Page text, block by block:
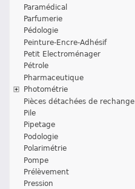
Paramédical
Parfumerie
Pédologie
Peinture-Encre-Adhésif
Petit Electroménager
Pétrole
Pharmaceutique
Photométrie
Pièces détachées de rechange
Pile
Pipetage
Podologie
Polarimétrie
Pompe
Prélèvement
Pression